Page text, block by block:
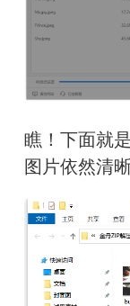
瞧！下面就
图片依然清